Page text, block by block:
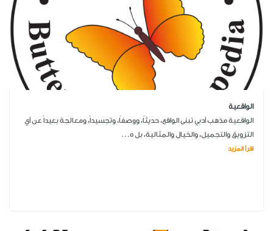
الواقعية
الواقعية مذهب أدبي تبنى الواقع، حديثاً، ووصفاً، وتجسيداً، ومعالجة بعيداً عن أي
التزويق والتجميل، والخيال والمثالية، بل ه...
اقرأ المزيد